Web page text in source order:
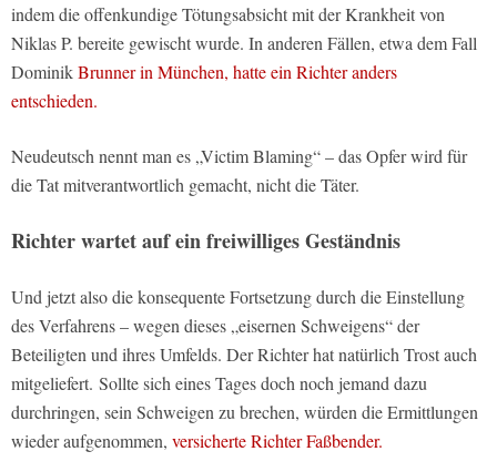
indem die offenkundige Tötungsabsicht mit der Krankheit von
Niklas P. bereite gewischt wurde. In anderen Fällen, etwa dem Fall
DominikBrunner in München, hatte ein Richter anders
entschieden.
Neudeutsch nennt man es „Victim Blaming“ – das Opfer wird für
die Tat mitverantwortlich gemacht, nicht die Täter.
Richter wartet auf ein freiwilliges Geständnis
Und jetzt also die konsequente Fortsetzung durch die Einstellung
des Verfahrens – wegen dieses „eisernen Schweigens“ der
Beteiligten und ihres Umfelds. Der Richter hat natürlich Trost auch
mitgeliefert. Sollte sich eines Tages doch noch jemand dazu
durchringen, sein Schweigen zu brechen, würden die Ermittlungen
wieder aufgenommen, versicherte Richter Faßbender.